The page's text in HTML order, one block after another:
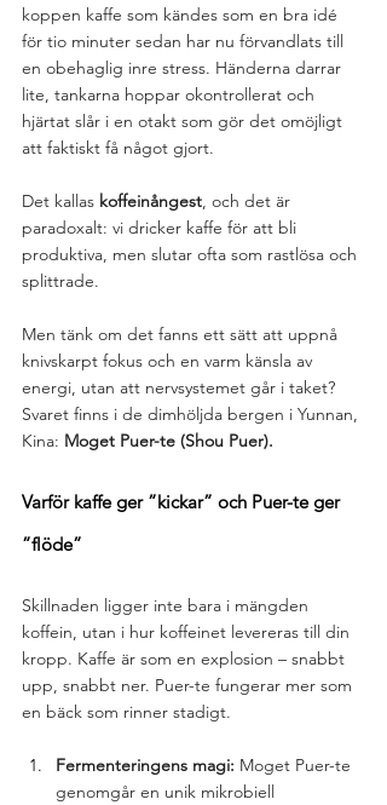
koppen kaffe som kändes som en bra idé
för tio minuter sedan har nu förvandlats till
en obehaglig inre stress. Händerna darrar
lite, tankarna hoppar okontrollerat och
hjärtat slår i en otakt som gör det omöjligt
att faktiskt få något gjort.
Det kallas koffeinångest, och det är
paradoxalt: vi dricker kaffe för att bli
produktiva, men slutar ofta som rastlösa och
splittrade.
Men tänk om det fanns ett sätt att uppnå
knivskarpt fokus och en varm känsla av
energi, utan att nervsystemet går i taket?
Svaret finns i de dimhöljda bergen i Yunnan,
Kina: Moget Puer-te (Shou Puer).
Varför kaffe ger ”kickar” och Puer-te ger
”flöde”
Skillnaden ligger inte bara i mängden
koffein, utan i hur koffeinet levereras till din
kropp. Kaffe är som en explosion – snabbt
upp, snabbt ner. Puer-te fungerar mer som
en bäck som rinner stadigt.
Fermenteringens magi: Moget Puer-te
genomgår en unik mikrobiell